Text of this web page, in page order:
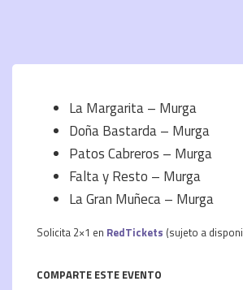
La Margarita – Murga
Doña Bastarda – Murga
Patos Cabreros – Murga
Falta y Resto – Murga
La Gran Muñeca – Murga
Solicita 2×1 en RedTickets (sujeto a
COMPARTE ESTE EVENTO